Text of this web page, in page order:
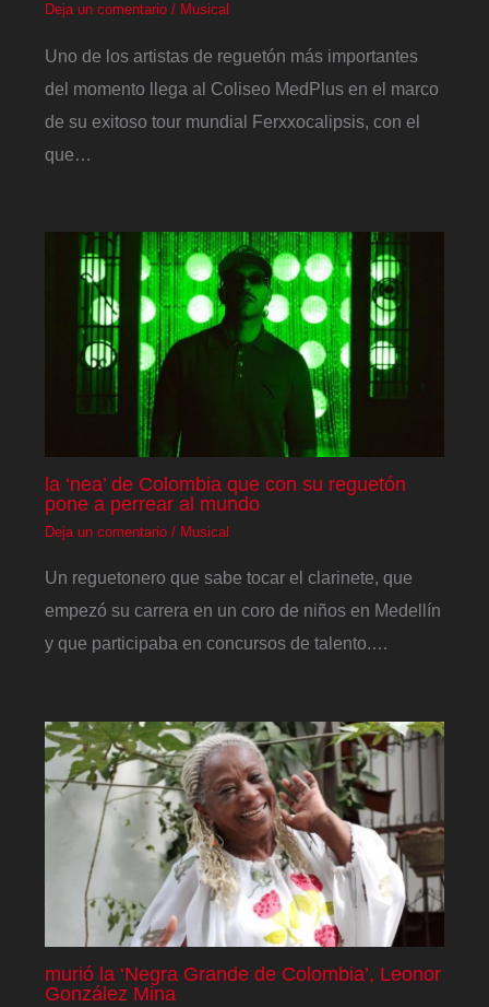
Deja un comentario / Musical
Uno de los artistas de reguetón más importantes
del momento llega al Coliseo MedPlus en el marco
de su exitoso tour mundial Ferxxocalipsis, con el
que…
la ‘nea’ de Colombia que con su reguetón
pone a perrear al mundo
Deja un comentario / Musical
Un reguetonero que sabe tocar el clarinete, que
empezó su carrera en un coro de niños en Medellín
y que participaba en concursos de talento.…
murió la ‘Negra Grande de Colombia’, Leonor
González Mina